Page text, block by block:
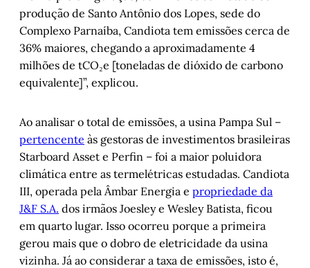
produção de Santo Antônio dos Lopes, sede do
Complexo Parnaíba, Candiota tem emissões cerca de
36% maiores, chegando a aproximadamente 4
milhões de tCO₂e [toneladas de dióxido de carbono
equivalente]”, explicou.
Ao analisar o total de emissões, a usina Pampa Sul –
pertencente às gestoras de investimentos brasileiras
Starboard Asset e Perfin – foi a maior poluidora
climática entre as termelétricas estudadas. Candiota
III, operada pela Âmbar Energia e propriedade da
J&F S.A. dos irmãos Joesley e Wesley Batista, ficou
em quarto lugar. Isso ocorreu porque a primeira
gerou mais que o dobro de eletricidade da usina
vizinha. Já ao considerar a taxa de emissões, isto é,